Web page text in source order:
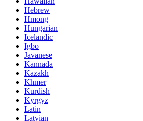
Hebrew
Hmong
Hungarian
Icelandic
Igbo
Javanese
Kannada
Kazakh
Khmer
Kurdish
Kyrgyz
Latin
Latvian